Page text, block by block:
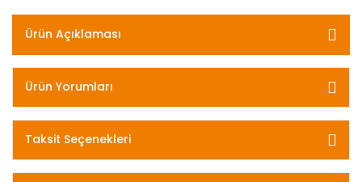
Ürün Açıklaması
Ürün Yorumları
Taksit Seçenekleri